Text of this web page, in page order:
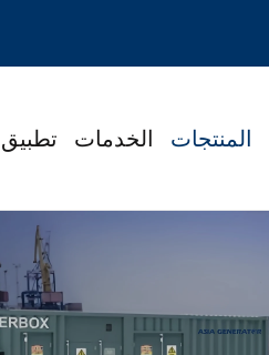
المنتجات الخدمات تطبيق